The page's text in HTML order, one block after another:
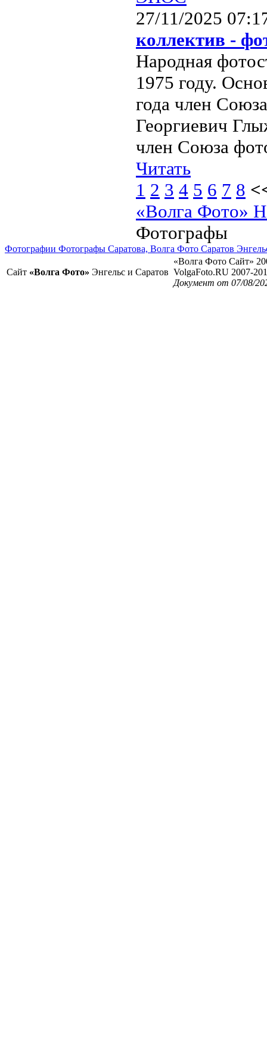
27/11/2025
коллектив -
Народная
1975 году.
года член
Георгиевич
член Союза
Читать
1 2 3 4 5 6 7 8
«Волга Фото»
Фотографы
Фотографии Фотографы Саратова, Волга Фото Саратов
Сайт «Волга Фото» Энгельс и Саратов
«Волга Фото Сайт»
VolgaFoto.RU 2007-
Документ от 07/08/